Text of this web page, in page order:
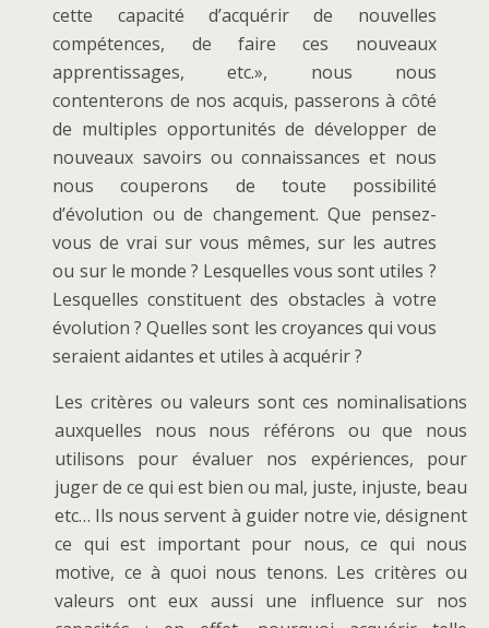
cette capacité d’acquérir de nouvelles
compétences, de faire ces nouveaux
apprentissages, etc.», nous nous
contenterons de nos acquis, passerons à côté
de multiples opportunités de développer de
nouveaux savoirs ou connaissances et nous
nous couperons de toute possibilité
d’évolution ou de changement. Que pensez-
vous de vrai sur vous mêmes, sur les autres
ou sur le monde ? Lesquelles vous sont utiles ?
Lesquelles constituent des obstacles à votre
évolution ? Quelles sont les croyances qui vous
seraient aidantes et utiles à acquérir ?
Les critères ou valeurs sont ces nominalisations
auxquelles nous nous référons ou que nous
utilisons pour évaluer nos expériences, pour
juger de ce qui est bien ou mal, juste, injuste, beau
etc… Ils nous servent à guider notre vie, désignent
ce qui est important pour nous, ce qui nous
motive, ce à quoi nous tenons. Les critères ou
valeurs ont eux aussi une influence sur nos